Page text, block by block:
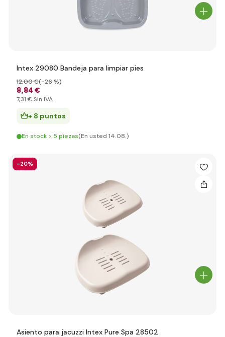
Intex 29080 Bandeja para limpiar pies
8,84 €
12,00 €(-26 %)
7,31 € Sin IVA
+ 8 puntos
En stock > 5 piezas(En usted 14.08.)
-20%
Asiento para jacuzzi Intex Pure Spa 28502